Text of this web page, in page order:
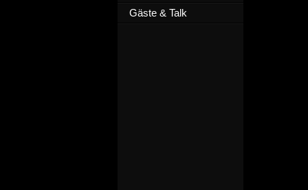
Gäste & Talk